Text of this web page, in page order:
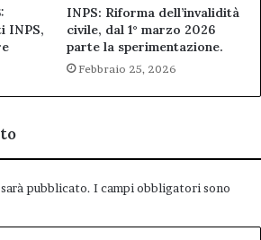
INPS,
INPS: Riforma dell’invalidità
civile, dal 1° marzo 2026
parte la sperimentazione.
Febbraio 25, 2026
pubblicato. I campi obbligatori sono